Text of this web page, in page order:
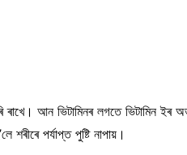
ৰাখে। আন ভিটামিনৰ লগতে ভিটামিন
পৰ্যাপ্ত পুষ্টি নাপায়।